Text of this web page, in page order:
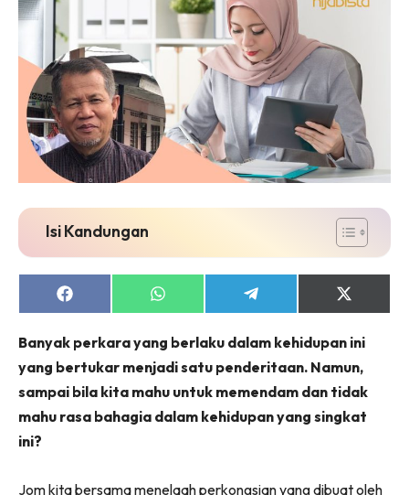
Isi Kandungan
Share
on
Share
on
Share
on
Share
on
(Twitter)
Banyak perkara yang berlaku dalam kehidupan ini
yang bertukar menjadi satu penderitaan. Namun,
sampai bila kita mahu untuk memendam dan tidak
mahu rasa bahagia dalam kehidupan yang singkat
ini?
Jom kita bersama menelaah perkongsian yang dibuat oleh